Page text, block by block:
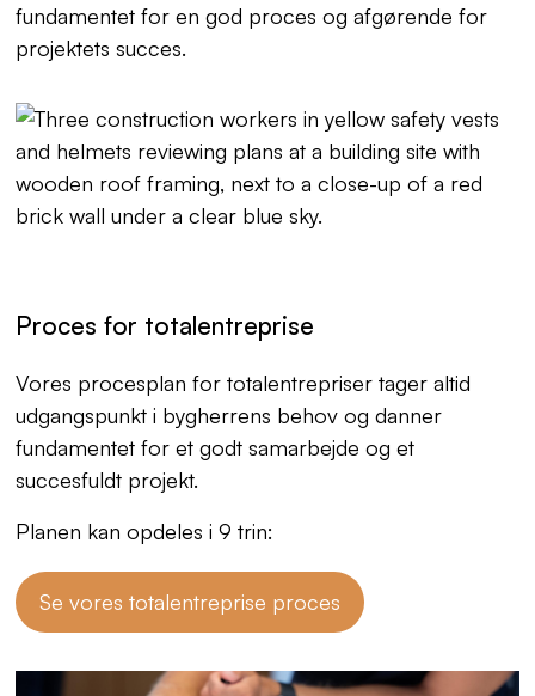
fundamentet for en god proces og afgørende for
projektets succes.
Proces for totalentreprise
Vores procesplan for totalentrepriser tager altid
udgangspunkt i bygherrens behov og danner
fundamentet for et godt samarbejde og et
succesfuldt projekt.
Planen kan opdeles i 9 trin:
Se vores totalentreprise proces